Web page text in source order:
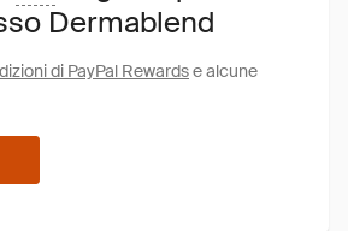
Dermablend
di PayPal Rewardse alcune